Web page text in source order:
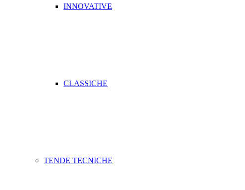
INNOVATIVE
CLASSICHE
TENDE TECNICHE